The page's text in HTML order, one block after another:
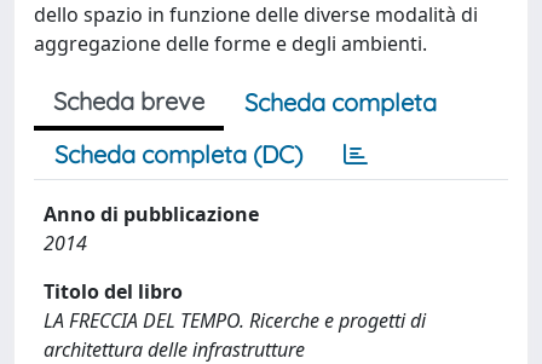
dello spazio in funzione delle diverse modalità di
aggregazione delle forme e degli ambienti.
Scheda breve
Scheda completa
Scheda completa (DC)
Anno di pubblicazione
2014
Titolo del libro
LA FRECCIA DEL TEMPO. Ricerche e progetti di
architettura delle infrastrutture